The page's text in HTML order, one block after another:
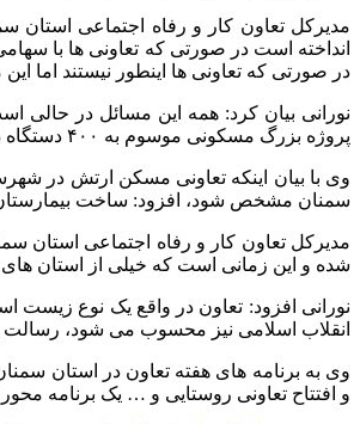
مدیرکل تعاون کار و رفاه اجتماعی
در صورتی که تعاونی ها اینطور نیستند اما
نورانی بیان کرد: همه این مسائل در
پروژه بزرگ مسکونی موسوم به ۴۰۰ دستگاه در میدان امام حسین(ع) سمنان از جمله تجارت موفق تعاونی ها در استان سمنان است.
سمنان مشخص شود، افزود: ساخت
شده و این زمانی است که خیلی از استان های
نورانی افزود: تعاون در واقع یک نوع
انقلاب اسلامی نیز محسوب می شود، رسالت
وی به برنامه های هفته تعاون در استان
و افتتاح تعاونی روستایی و … یک برنامه